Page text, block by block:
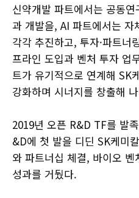
신약개발 파트에서는 공동
과 개발을, AI 파트에서는
각각 추진하고, 투자·파트너
프라인 도입과 벤처 투자 업
트가 유기적으로 연계해 SK
강화하며 시너지를 창출해
2019년 오픈 R&D TF를 발
&D에 첫 발을 디딘 SK케미
와 파트너십 체결, 바이오
성과를 거뒀다.